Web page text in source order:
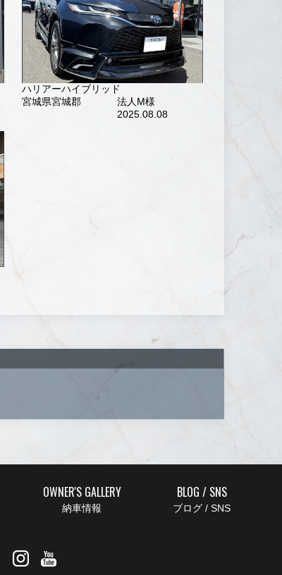
ハリアーハイブリッド
宮城県宮城郡
法人M様
2025.08.08
OWNER'S GALLERY
納車情報
BLOG / SNS
ブログ / SNS